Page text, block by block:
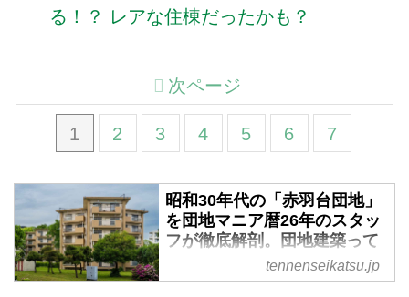
る！？ レアな住棟だったかも？
1 2 3 4 5 6 7
次ページ
昭和30年代の「赤羽台団地」
を団地マニア暦26年のスタッ
フが徹底解剖。団地建築って
こんなにおもしろい！
tennenseikatsu.jp